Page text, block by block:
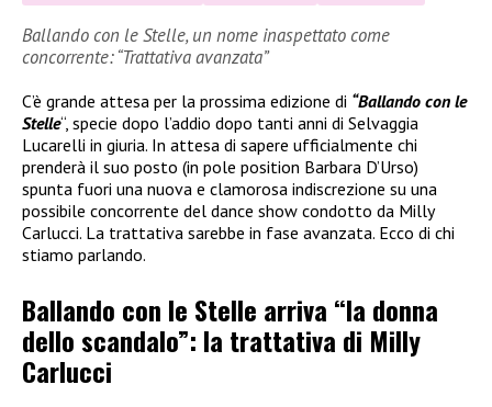
Ballando con le Stelle, un nome inaspettato come
concorrente: “Trattativa avanzata”
C’è grande attesa per la prossima edizione di “Ballando con le
Stelle“, specie dopo l’addio dopo tanti anni di Selvaggia
Lucarelli in giuria. In attesa di sapere ufficialmente chi
prenderà il suo posto (in pole position Barbara D’Urso)
spunta fuori una nuova e clamorosa indiscrezione su una
possibile concorrente del dance show condotto da Milly
Carlucci. La trattativa sarebbe in fase avanzata. Ecco di chi
stiamo parlando.
Ballando con le Stelle arriva “la donna
dello scandalo”: la trattativa di Milly
Carlucci